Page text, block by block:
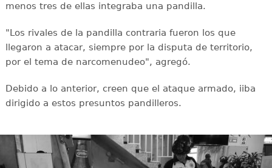
menos tres de ellas integraba una pandilla.
"Los rivales de la pandilla contraria fueron los que
llegaron a atacar, siempre por la disputa de territorio,
por el tema de narcomenudeo", agregó.
Debido a lo anterior, creen que el ataque armado, iiba
dirigido a estos presuntos pandilleros.